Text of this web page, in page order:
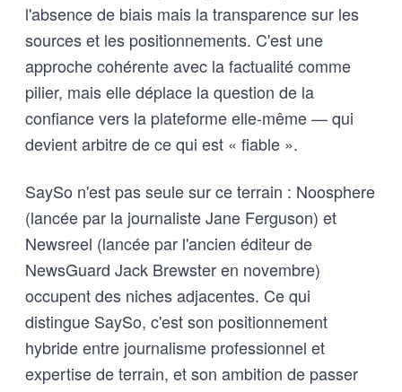
l'absence de biais mais la transparence sur les
sources et les positionnements. C'est une
approche cohérente avec la factualité comme
pilier, mais elle déplace la question de la
confiance vers la plateforme elle-même — qui
devient arbitre de ce qui est « fiable ».
SaySo n'est pas seule sur ce terrain : Noosphere
(lancée par la journaliste Jane Ferguson) et
Newsreel (lancée par l'ancien éditeur de
NewsGuard Jack Brewster en novembre)
occupent des niches adjacentes. Ce qui
distingue SaySo, c'est son positionnement
hybride entre journalisme professionnel et
expertise de terrain, et son ambition de passer